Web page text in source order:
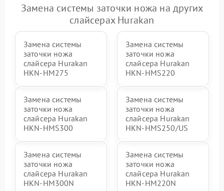
Замена системы заточки ножа на других
слайсерах Hurakan
Замена системы
заточки ножа
слайсера Hurakan
HKN-HM275
Замена системы
заточки ножа
слайсера Hurakan
HKN-HMS220
Замена системы
заточки ножа
слайсера Hurakan
HKN-HMS300
Замена системы
заточки ножа
слайсера Hurakan
HKN-HMS250/US
Замена системы
заточки ножа
слайсера Hurakan
HKN-HM300N
Замена системы
заточки ножа
слайсера Hurakan
HKN-HM220N